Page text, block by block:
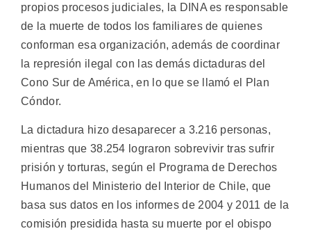
propios procesos judiciales, la DINA es responsable
de la muerte de todos los familiares de quienes
conforman esa organización, además de coordinar
la represión ilegal con las demás dictaduras del
Cono Sur de América, en lo que se llamó el Plan
Cóndor.
La dictadura hizo desaparecer a 3.216 personas,
mientras que 38.254 lograron sobrevivir tras sufrir
prisión y torturas, según el Programa de Derechos
Humanos del Ministerio del Interior de Chile, que
basa sus datos en los informes de 2004 y 2011 de la
comisión presidida hasta su muerte por el obispo